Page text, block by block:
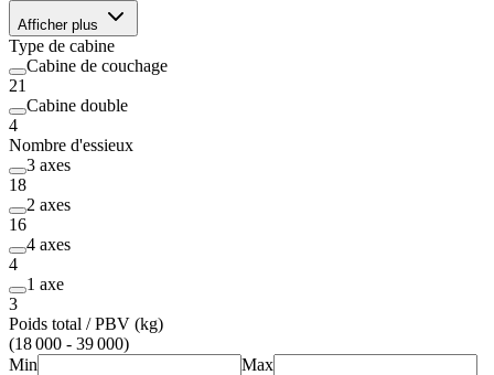
Afficher plus
Type de cabine
Cabine de couchage
21
Cabine double
4
Nombre d'essieux
3 axes
18
2 axes
16
4 axes
4
1 axe
3
Poids total / PBV (kg)
(18 000 - 39 000)
Min
Max